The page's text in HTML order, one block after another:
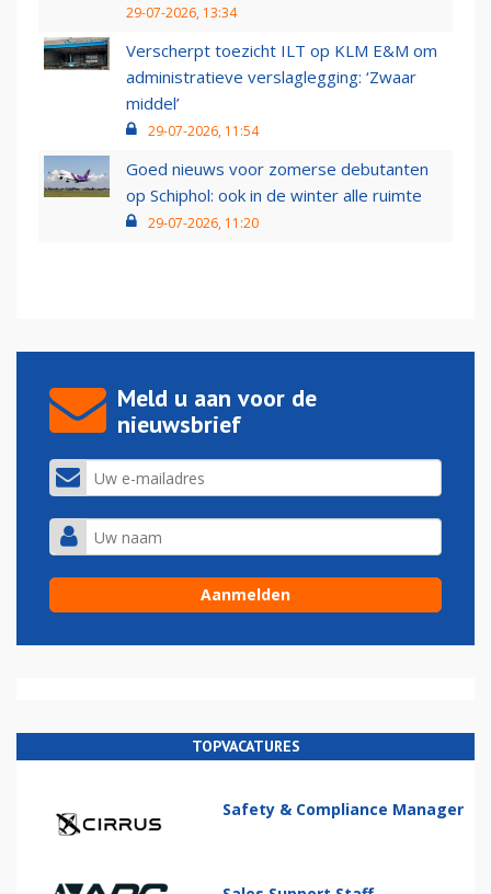
29-07-2026, 13:34
Verscherpt toezicht ILT op KLM E&M om
administratieve verslaglegging: ‘Zwaar
middel’
29-07-2026, 11:54
Goed nieuws voor zomerse debutanten
op Schiphol: ook in de winter alle ruimte
29-07-2026, 11:20
Meld u aan voor de
nieuwsbrief
TOPVACATURES
Safety & Compliance Manager